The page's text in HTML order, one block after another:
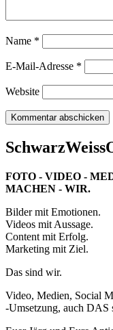
Name *
E-Mail-Adresse *
Website
FOTO - VIDEO -
MACHEN - WIR.
Bilder mit Emotionen.
Videos mit Aussage.
Content mit Erfolg.
Marketing mit Ziel.
Das sind wir.
Video, Medien, Social
-Umsetzung, auch DAS